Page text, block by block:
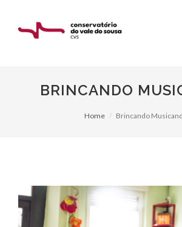
BRINCANDO
Home Brincando